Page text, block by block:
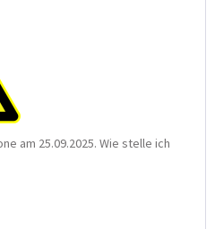
am 25.09.2025. Wie stelle ich